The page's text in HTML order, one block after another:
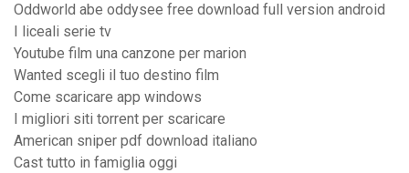
Oddworld abe oddysee free download full version android
I liceali serie tv
Youtube film una canzone per marion
Wanted scegli il tuo destino film
Come scaricare app windows
I migliori siti torrent per scaricare
American sniper pdf download italiano
Cast tutto in famiglia oggi